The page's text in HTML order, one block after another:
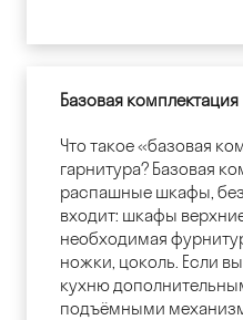
Базовая комплектация
Что такое «базовая
гарнитура? Базовая
распашные шкафы,
входит: шкафы
необходимая
ножки, цоколь. Если
кухню
подъёмными